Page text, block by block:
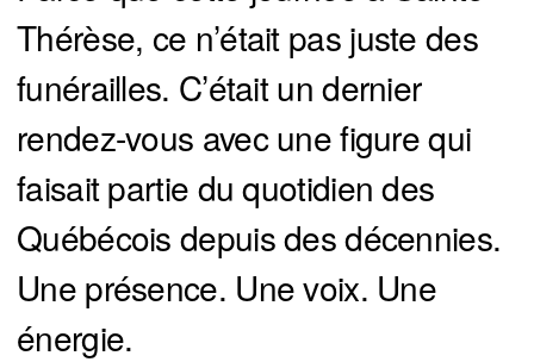
Thérèse, ce n’était pas juste des
funérailles. C’était un dernier
rendez-vous avec une figure qui
faisait partie du quotidien des
Québécois depuis des décennies.
Une présence. Une voix. Une
énergie.